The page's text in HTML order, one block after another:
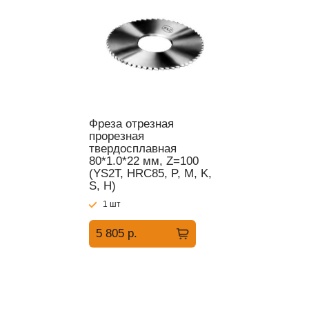
Фреза отрезная
прорезная
твердосплавная
80*1.0*22 мм, Z=100
(YS2T, HRC85, P, M, K,
S, H)
1 шт
5 805 р.